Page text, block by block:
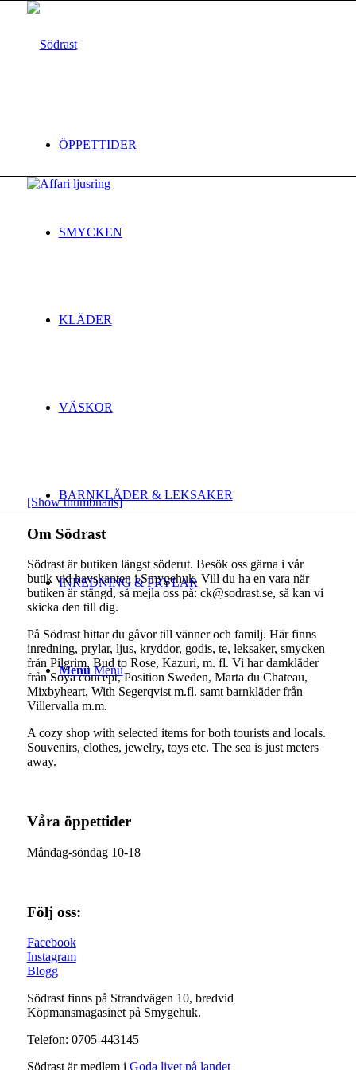
ÖPPETTIDER
SMYCKEN
KLÄDER
VÄSKOR
BARNKLÄDER & LEKSAKER
INREDNING & PRYLAR
Menu Menu
[Show thumbnails]
Om Södrast
Södrast är butiken längst söderut. Besök oss gärna i vår
butik vid havskanten i Smygehuk. Vill du ha en vara när
butiken är stängd, så mejla oss på: ck@sodrast.se, så kan vi
skicka den till dig.
På Södrast hittar du gåvor till vänner och familj. Här finns
inredning, prylar, ljus, kryddor, godis, te, leksaker, smycken
från Pilgrim, Bud to Rose, Kazuri, m. fl. Vi har damkläder
från Soya concept, Position Sweden, Marta du Chateau,
Mixbyheart, With Segerqvist m.fl. samt barnkläder från
Villervalla m.m.
A cozy shop with selected items for both tourists and locals.
Souvenirs, clothes, jewelry, toys etc. The sea is just meters
away.
Våra öppettider
Måndag-söndag 10-18
Följ oss:
Facebook
Instagram
Blogg
Södrast finns på Strandvägen 10, bredvid
Köpmansmagasinet på Smygehuk.
Telefon: 0705-443145
Södrast är medlem i Goda livet på landet